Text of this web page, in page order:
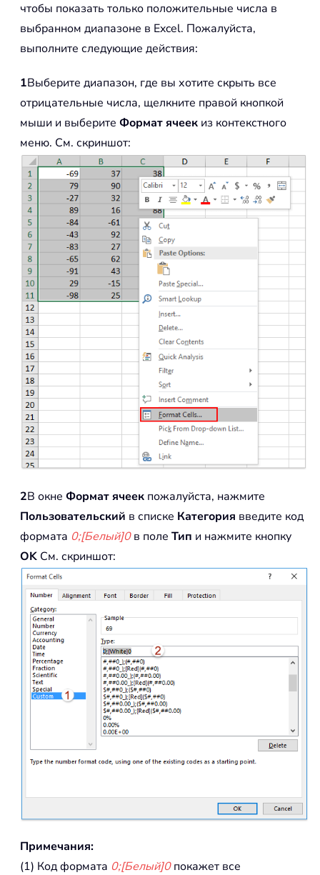
чтобы показать только положительные числа в
выбранном диапазоне в Excel. Пожалуйста,
выполните следующие действия:
1Выберите диапазон, где вы хотите скрыть все
отрицательные числа, щелкните правой кнопкой
мыши и выберите Формат ячеек из контекстного
меню. См. скриншот:
2В окне Формат ячеек пожалуйста, нажмите
Пользовательский в списке Категория введите код
формата 0;[Белый]0в поле Тип и нажмите кнопку
OK См. скриншот:
Примечания:
(1) Код формата 0;[Белый]0покажет все